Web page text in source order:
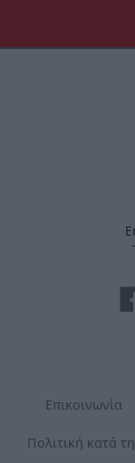
Επικοινωνία
Πολιτική κατά